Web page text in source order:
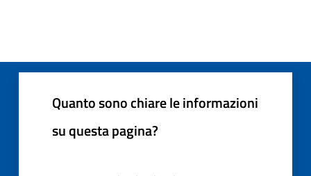
Quanto sono chiare le informazioni
su questa pagina?